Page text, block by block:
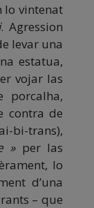
lo vintenat
. Agression
levar una
estatua,
vojar las
porcalha,
contra de
bi-trans),
»per las
lo
d’una
– que